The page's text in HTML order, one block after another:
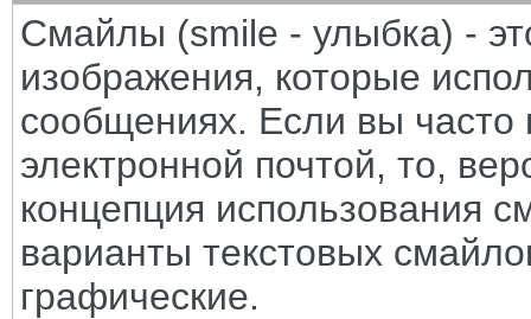
Смайлы (smile - улыбка) -
изображения, которые
сообщениях. Если вы часто
электронной почтой, то,
концепция использования
варианты текстовых
графические.